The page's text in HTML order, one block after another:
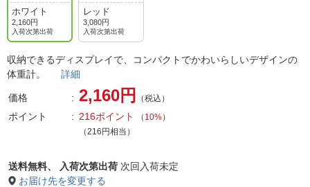
ホワイト
2,160円
入荷次第出荷
レッド
3,080円
入荷次第出荷
収納できるディスプレイで、コンパクトでかわいらしいデザインの
体重計。 詳細
価格 2,160円 （税込）
ポイント 216ポイント （ 10%）
（216円相当）
送料無料、 入荷次第出荷 次回入荷未定
お届け先を変更する